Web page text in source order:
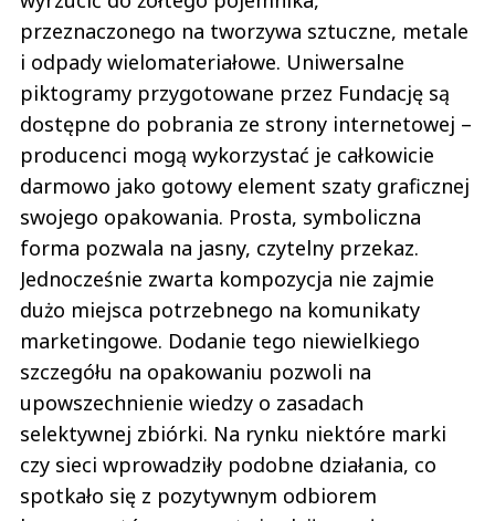
przeznaczonego na tworzywa sztuczne, metale
i odpady wielomateriałowe. Uniwersalne
piktogramy przygotowane przez Fundację są
dostępne do pobrania ze strony internetowej –
producenci mogą wykorzystać je całkowicie
darmowo jako gotowy element szaty graficznej
swojego opakowania. Prosta, symboliczna
forma pozwala na jasny, czytelny przekaz.
Jednocześnie zwarta kompozycja nie zajmie
dużo miejsca potrzebnego na komunikaty
marketingowe. Dodanie tego niewielkiego
szczegółu na opakowaniu pozwoli na
upowszechnienie wiedzy o zasadach
selektywnej zbiórki. Na rynku niektóre marki
czy sieci wprowadziły podobne działania, co
spotkało się z pozytywnym odbiorem